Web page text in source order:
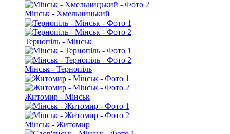
Мінськ - Хмельницький
Тернопіль - Мінськ
Мінськ - Тернопіль
Житомир - Мінськ
Мінськ - Житомир